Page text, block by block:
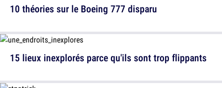
15 lieux inexplorés parce qu'ils sont trop flippants
10 théories sur le Boeing 777 disparu